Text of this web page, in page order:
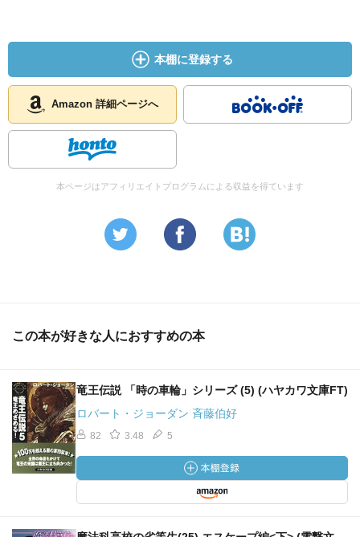
本棚に登録する
Amazon 詳細ページへ
本ページはアフィリエイトプログラムによる収益を得ています
この本が好きな人におすすめの本
竜王伝説 「時の車輪」シリーズ (5) (ハヤカワ文庫FT)
ロバート・ジョーダン 斉藤伯好
82 3.48 5